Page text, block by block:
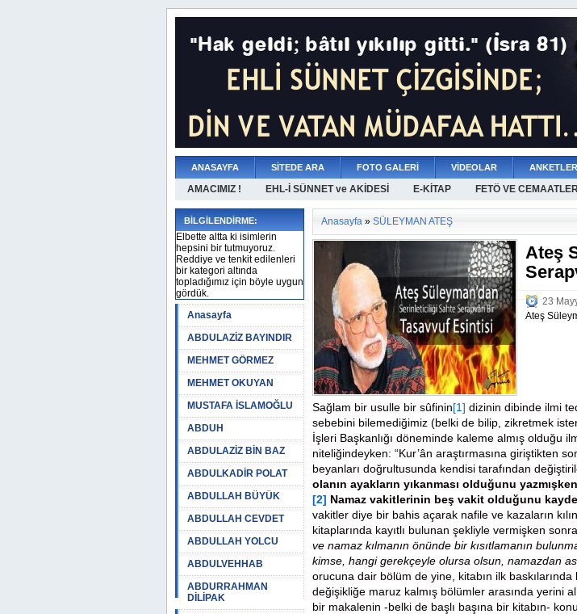
ANASAYFA SİTEDE ARA FOTO GALERİ VİDEOLAR ANKETLER
AMACIMIZ ! EHL-İ SÜNNET ve AKİDESİ E-KİTAP FETÖ VE
BİLGİLENDİRME:
Elbette altta ki isimlerin
hepsini bir tutmuyoruz.
Reddiye ve tenkit edilenleri
bir kategori altında
topladığımız için böyle uygun
gördük.
Anasayfa
ABDULAZİZ BAYINDIR
MEHMET GÖRMEZ
MEHMET OKUYAN
MUSTAFA İSLAMOĞLU
ABDUH
ABDULAZİZ BİN BAZ
ABDULKADİR POLAT
ABDULLAH BÜYÜK
ABDULLAH CEVDET
ABDULLAH YOLCU
ABDULVEHHAB
ABDURRAHMAN
DİLİPAK
Anasayfa » SÜLEYMAN ATEŞ
Ateş
23
Ateş
Sağlam bir usulle bir sûfinin[1] dizinin dibinde ilmi
sebebini bilemediğimiz (belki de bilip, zikretmek
İşleri Başkanlığı döneminde kaleme almış olduğu
niteliğindeyken: “Kur’ân araştırmasına giriştikten
beyanları doğrultusunda kendisi tarafından
olanın ayakların yıkanması olduğunu
[2] Namaz vakitlerinin beş vakit olduğunu
vakitler diye bir bahis açarak nafile ve kazaların
kitaplarında kayıtlı bulunan şekliyle vermişken
ve namaz kılmanın önünde bir kısıtlamanın
kimse, hangi gerekçeyle olursa olsun, namazdan
orucuna dair bölüm de yine, kitabın ilk
değişikliğe maruz kalmış bölümler arasında yerini
bir makalenin -belki de başlı başına bir kitabın-